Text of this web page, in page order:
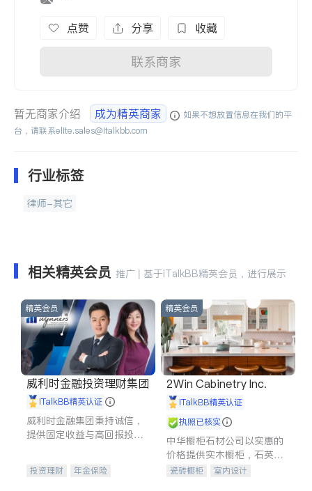
点赞 分享 收藏
联系商家
暂无商家介绍 成为精英商家
如果不想放置信息在我们的平
台，请联系elite.sales@italkbb.com
行业标签
律师-其它
相关精英会员 推广 | 基于iTalkBB精英会员，进行展示
精英会员
威利时金融投资理财集团
iTalkBB精英认证
威利时金融集团秉持诚信，
提供固定收益与高回报投资
合，助力客户实现目标
投资理财
年金保险
精英会员
2Win Cabinetry Inc.
iTalkBB精英认证
执照已核实
中华橱柜石材公司以实惠的
价格提供实木橱柜，石英石
台面，多种优质不锈钢水
瓷砖橱柜
室内设计